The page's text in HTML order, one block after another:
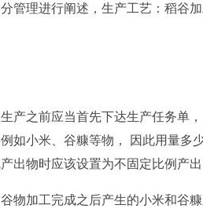
管理进行阐述，生产工艺：稻谷
之前应当首先下达生产任务单
如小米、谷糠等物， 因此用量多
出物时应该设置为不固定比例产出
加工完成之后产生的小米和谷糠